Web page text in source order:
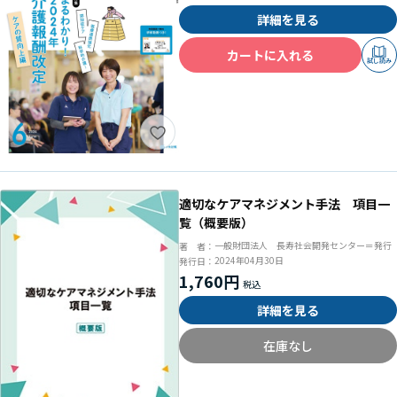
詳細を見る
カートに入れる
試し読み
適切なケアマネジメント手法 項目一
覧（概要版）
著 者： 一般財団法人 長寿社会開発センター＝発行
発行日： 2024年04月30日
1,760円
詳細を見る
在庫なし